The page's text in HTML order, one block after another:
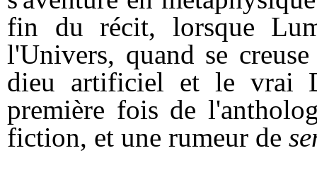
fin du récit, lorsque
l'Univers, quand se
dieu artificiel et le vrai
première fois de
fiction, et une rumeur de